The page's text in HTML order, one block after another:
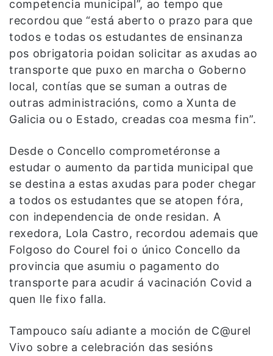
competencia municipal”, ao tempo que
recordou que “está aberto o prazo para que
todos e todas os estudantes de ensinanza
pos obrigatoria poidan solicitar as axudas ao
transporte que puxo en marcha o Goberno
local, contías que se suman a outras de
outras administracións, como a Xunta de
Galicia ou o Estado, creadas coa mesma fin”.
Desde o Concello comprometéronse a
estudar o aumento da partida municipal que
se destina a estas axudas para poder chegar
a todos os estudantes que se atopen fóra,
con independencia de onde residan. A
rexedora, Lola Castro, recordou ademais que
Folgoso do Courel foi o único Concello da
provincia que asumiu o pagamento do
transporte para acudir á vacinación Covid a
quen lle fixo falla.
Tampouco saíu adiante a moción de C@urel
Vivo sobre a celebración das sesións